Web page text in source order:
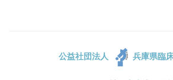
公益社団法人 兵庫県臨